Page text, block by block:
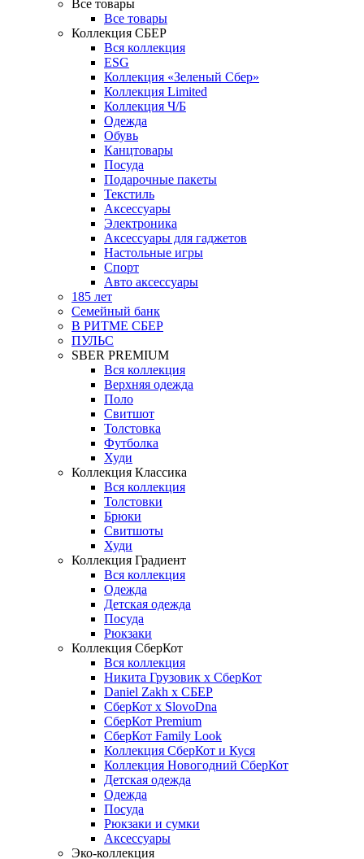
Все товары
Все товары
Коллекция СБЕР
Вся коллекция
ESG
Коллекция «Зеленый Сбер»
Коллекция Limited
Коллекция Ч/Б
Одежда
Обувь
Канцтовары
Посуда
Подарочные пакеты
Текстиль
Аксессуары
Электроника
Аксессуары для гаджетов
Настольные игры
Спорт
Авто аксессуары
185 лет
Семейный банк
В РИТМЕ СБЕР
ПУЛЬС
SBER PREMIUM
Вся коллекция
Верхняя одежда
Поло
Свитшот
Толстовка
Футболка
Худи
Коллекция Классика
Вся коллекция
Толстовки
Брюки
Свитшоты
Худи
Коллекция Градиент
Вся коллекция
Одежда
Детская одежда
Посуда
Рюкзаки
Коллекция СберКот
Вся коллекция
Никита Грузовик х СберКот
Daniel Zakh x СБЕР
СберКот x SlovoDna
СберКот Premium
СберКот Family Look
Коллекция СберКот и Куся
Коллекция Новогодний СберКот
Детская одежда
Одежда
Посуда
Рюкзаки и сумки
Аксессуары
Эко-коллекция